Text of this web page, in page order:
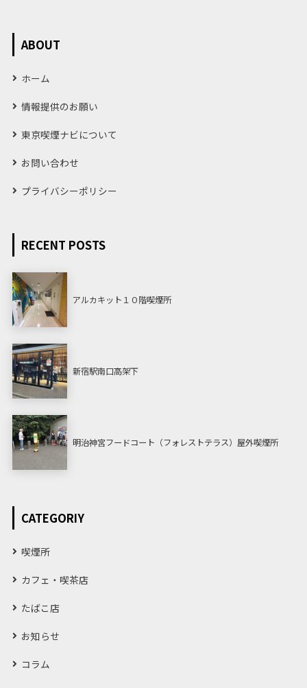
ABOUT
ホーム
情報提供のお願い
東京喫煙ナビについて
お問い合わせ
プライバシーポリシー
RECENT POSTS
アルカキット１０階喫煙所
新宿駅南口高架下
明治神宮フードコート（フォレストテラス）屋外喫煙所
CATEGORIY
喫煙所
カフェ・喫茶店
たばこ店
お知らせ
コラム